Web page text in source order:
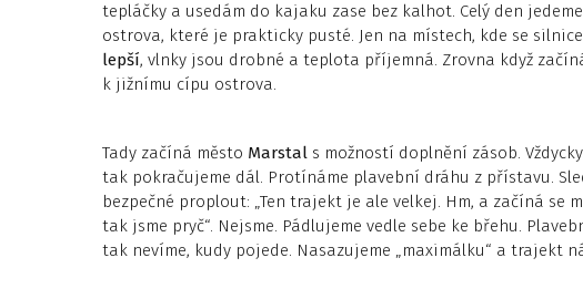
tepláčky a usedám do kajaku zase bez kalhot. Celý den
ostrova, které je prakticky pusté. Jen na místech, kde se
lepší, vlnky jsou drobné a teplota příjemná. Zrovna když
k jižnímu cípu ostrova.
Tady začíná město Marstal s možností doplnění zásob.
tak pokračujeme dál. Protínáme plavební dráhu z přístavu.
bezpečné proplout: „Ten trajekt je ale velkej. Hm, a začíná se
tak jsme pryč“. Nejsme. Pádlujeme vedle sebe ke břehu.
tak nevíme, kudy pojede. Nasazujeme „maximálku“ a trajekt